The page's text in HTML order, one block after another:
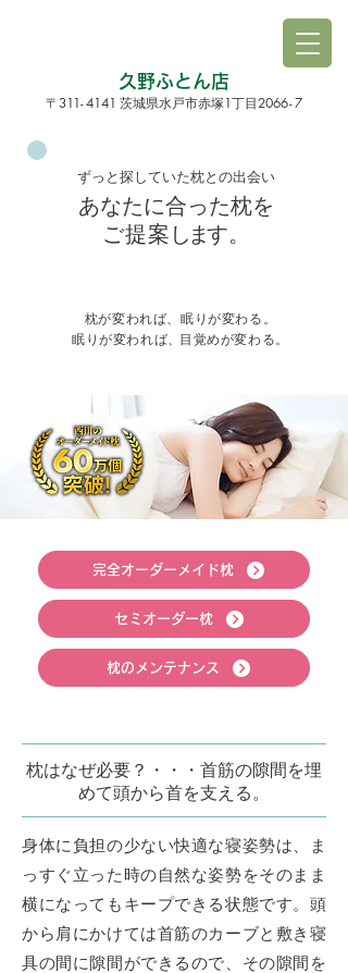
久野ふとん店
〒311-4141 茨城県水戸市赤塚1丁目2066-7
ずっと探していた枕との出会い
あなたに合った枕を
ご提案 します。
枕が変われば、眠りが変わる。
眠りが変われば、 目覚めが変わる。
完全オーダーメイド枕
セミオーダー枕
枕のメンテナンス
枕はなぜ必要？・・・首筋の隙間を埋
めて頭から首を支える。
身体に負担の少ない快適な寝姿勢は、ま
っすぐ立った時の自然な姿勢をそのまま
横になってもキープできる状態です。頭
から肩にかけては首筋のカーブと敷き寝
具の間に隙間ができるので、その隙間を